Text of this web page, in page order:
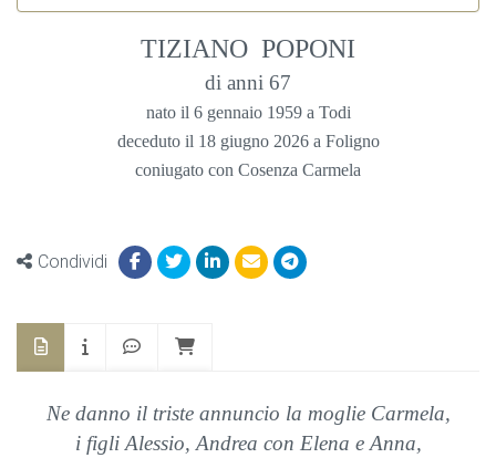
TIZIANO POPONI
di anni 67
nato il 6 gennaio 1959 a Todi
deceduto il 18 giugno 2026 a Foligno
coniugato con Cosenza Carmela
Condividi
Ne danno il triste annuncio la moglie Carmela,
i figli Alessio, Andrea con Elena e Anna,